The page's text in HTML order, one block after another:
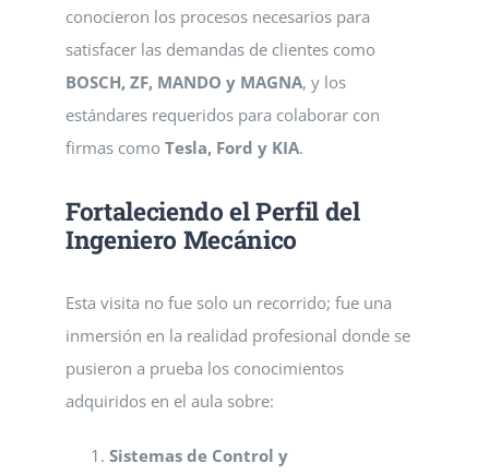
conocieron los procesos necesarios para
satisfacer las demandas de clientes como
BOSCH, ZF, MANDO y MAGNA, y los
estándares requeridos para colaborar con
firmas como Tesla, Ford y KIA.
Fortaleciendo el Perfil del
Ingeniero Mecánico
Esta visita no fue solo un recorrido; fue una
inmersión en la realidad profesional donde se
pusieron a prueba los conocimientos
adquiridos en el aula sobre:
Sistemas de Control y